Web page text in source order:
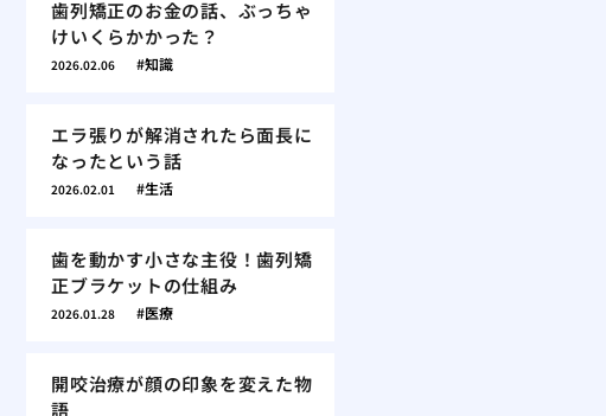
歯列矯正のお金の話、ぶっちゃ
けいくらかかった？
2026.02.06 知識
エラ張りが解消されたら面長に
なったという話
2026.02.01 生活
歯を動かす小さな主役！歯列矯
正ブラケットの仕組み
2026.01.28 医療
開咬治療が顔の印象を変えた物
語